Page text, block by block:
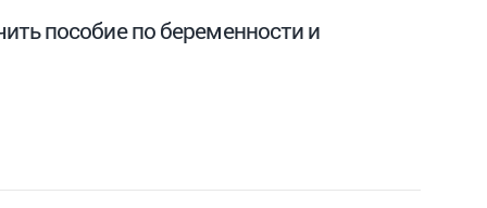
пособие по беременности и